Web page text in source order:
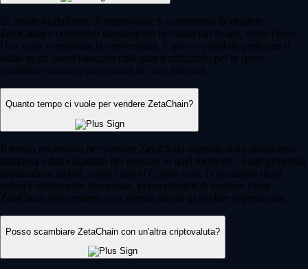
Sì, molte piattaforme di criptovalute ti consentono di vendere
ZetaChain e convertirli direttamente in valuta fiat locale, come l'euro.
Una volta completata la conversione, è spesso possibile prelevare il
saldo su un conto bancario collegato o utilizzarlo per le spese
quotidiane tramite i programmi di carte integrati.
Quanto tempo ci vuole per vendere ZetaChain?
Il tempo necessario per vendere ZetaChain dipende dalla piattaforma
utilizzata e dalla liquidità del mercato in quel momento. Sulle principali
applicazioni mobili, come l'app di Crypto.com, l'esecuzione degli
ordini è solitamente immediata, permettendoti di vendere i tuoi
ZetaChain velocemente non appena decidi di avviare l'operazione.
Posso scambiare ZetaChain con un'altra criptovaluta?